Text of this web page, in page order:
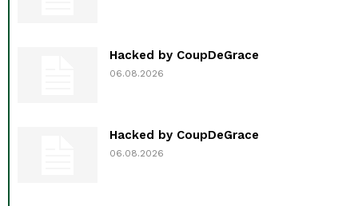
Hacked by CoupDeGrace
06.08.2026
Hacked by CoupDeGrace
06.08.2026